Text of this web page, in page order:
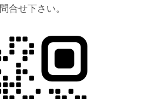
合せ下さい。